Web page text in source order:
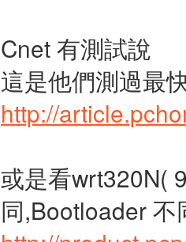
Cnet 有測試說
這是他們測過最
http://
或是看wrt320N(
同,Bootloader 不